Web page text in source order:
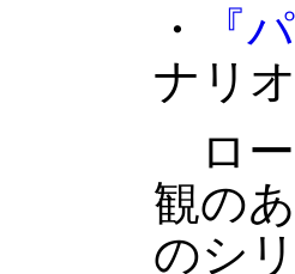
・
『
ナリ
ロー
観の
のシ